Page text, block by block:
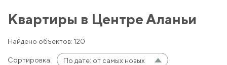
Квартиры в Центре Аланьи
Найдено объектов: 120
Сортировка: По дате: от самых новых